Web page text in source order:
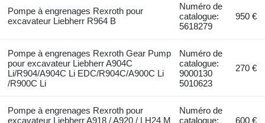
Pompe à engrenages Rexroth pour
excavateur Liebherr R964 B
Numéro de
catalogue:
5618279
950 €
Pompe à engrenages Rexroth Gear Pump
pour excavateur Liebherr A904C
Li/R904/A904C Li EDC/R904C/A900C Li
/R900C Li
Numéro de
catalogue:
9000130
5010623
270 €
Pompe à engrenages Rexroth pour
excavateur Liebherr A918 / A920 / LH24 M
Numéro de
catalogue:
600 €